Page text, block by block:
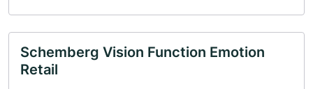
Schemberg Vision Function Emotion
Retail